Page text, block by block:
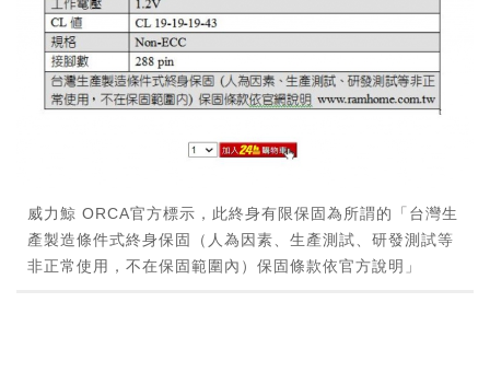
威力鯨 ORCA官方標示，此終身有限保固為所謂的「台灣生
產製造條件式終身保固（人為因素、生產測試、研發測試等
非正常使用，不在保固範圍內）保固條款依官方說明」